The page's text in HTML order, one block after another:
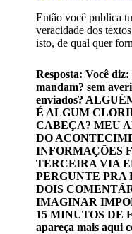
Então você publica
veracidade dos
isto, de qual quer
Resposta: Você
mandam? sem
enviados?
É ALGUM
CABEÇA? MEU
DO
INFORMAÇÕES
TERCEIRA VIA
PERGUNTE PRA
DOIS
IMAGINAR
15 MINUTOS DE
apareça mais aqui